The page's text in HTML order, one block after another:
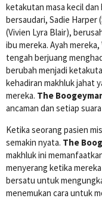
ketakutan masa kecil
bersaudari, Sadie Harper
(Vivien Lyra Blair),
ibu mereka. Ayah
tengah berjuang
berubah menjadi
kehadiran makhluk jahat
mereka. The
ancaman dan setiap
Ketika seorang pasien
semakin nyata. The
makhluk ini
menyerang ketika
bersatu untuk
menemukan cara untuk